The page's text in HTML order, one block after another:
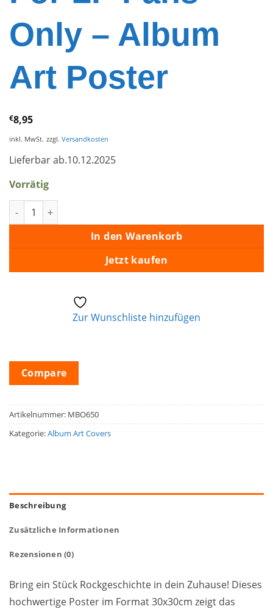
Only – Album
Art Poster
€8,95
inkl. MwSt. zzgl. Versandkosten
Lieferbar ab.10.12.2025
Vorrätig
For LP Fans Only – Album Art Poster Menge
In den Warenkorb
Jetzt kaufen
Zur Wunschliste hinzufügen
Compare
Artikelnummer: MBO650
Kategorie:Album Art Covers
Beschreibung
Zusätzliche Informationen
Rezensionen (0)
Bring ein Stück Rockgeschichte in dein Zuhause! Dieses
hochwertige Poster im Format 30x30cm zeigt das